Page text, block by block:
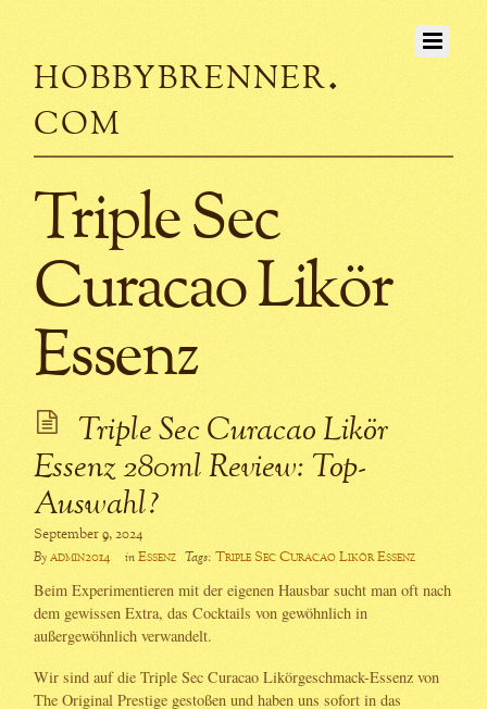
hobbybrenner.
com
Triple Sec
Curacao Likör
Essenz
Triple Sec Curacao Likör
Essenz 280ml Review: Top-
Auswahl?
September 9, 2024
Byadmin2014 inEssenz Tags: Triple Sec Curacao Likör Essenz
Beim Experimentieren mit der eigenen Hausbar sucht man oft nach
dem gewissen Extra, das Cocktails von gewöhnlich in
außergewöhnlich verwandelt.
Wir sind auf die Triple Sec Curacao Likörgeschmack-Essenz von
The Original Prestige gestoßen und haben uns sofort in das